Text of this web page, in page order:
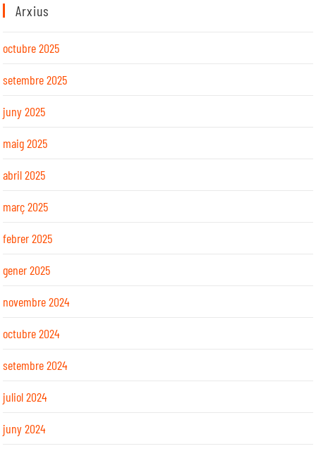
Arxius
octubre 2025
setembre 2025
juny 2025
maig 2025
abril 2025
març 2025
febrer 2025
gener 2025
novembre 2024
octubre 2024
setembre 2024
juliol 2024
juny 2024